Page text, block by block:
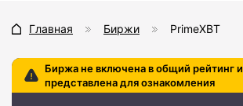
Главная Биржи PrimeXBT
Биржа не включена в общий рейтинг и
представлена для ознакомления